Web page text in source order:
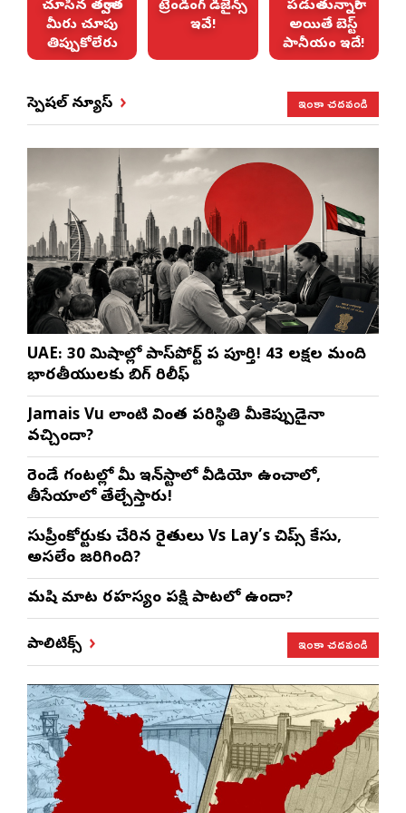
చూసిన తర్వాత
మీరు చూపు
తిప్పుకోలేరు
ట్రెండింగ్ డిజైన్స్
ఇవే!
పడుతున్నారా?
అయితే బెస్ట్
పానీయం ఇదే!
స్పెషల్ న్యూస్ ఇంకా చదవండి
UAE: 30 నిమిషాల్లో పాస్‌పోర్ట్ పని పూర్తి! 43 లక్షల మంది
భారతీయులకు బిగ్ రిలీఫ్
Jamais Vu లాంటి వింత పరిస్థితి మీకెప్పుడైనా
వచ్చిందా?
రెండే గంటల్లో మీ ఇన్‌స్టాలో వీడియో ఉంచాలో,
తీసేయాలో తేల్చేస్తారు!
సుప్రీంకోర్టుకు చేరిన రైతులు Vs Lay’s చిప్స్‌ కేసు,
అసలేం జరిగింది?
మనిషి మాట రహస్యం పక్షి పాటలో ఉందా?
పాలిటిక్స్ ఇంకా చదవండి